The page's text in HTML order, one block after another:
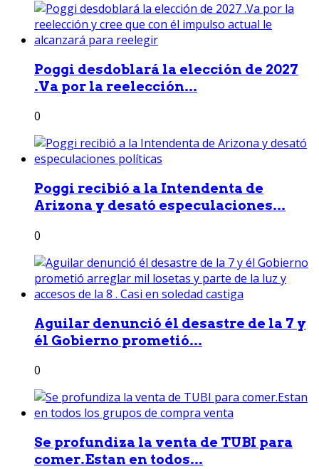
Poggi desdoblará la elección de 2027
.Va por la reelección...
0
Poggi recibió a la Intendenta de
Arizona y desató especulaciones...
0
Aguilar denunció él desastre de la 7 y
él Gobierno prometió...
0
Se profundiza la venta de TUBI para
comer.Estan en todos...